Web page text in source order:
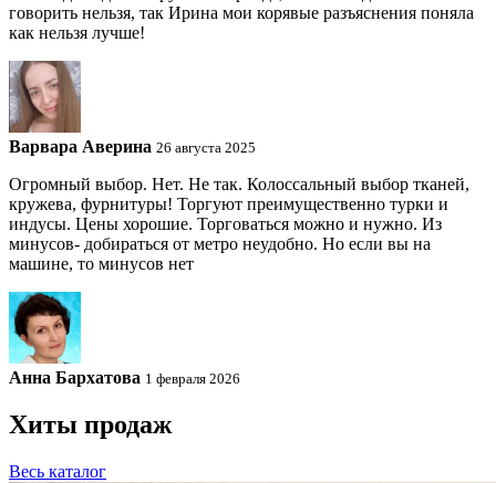
говорить нельзя, так Ирина мои корявые разъяснения поняла
как нельзя лучше!
Варвара Аверина 26 августа 2025
Огромный выбор. Нет. Не так. Колоссальный выбор тканей,
кружева, фурнитуры! Торгуют преимущественно турки и
индусы. Цены хорошие. Торговаться можно и нужно. Из
минусов- добираться от метро неудобно. Но если вы на
машине, то минусов нет
Анна Бархатова 1 февраля 2026
Хиты продаж
Весь каталог